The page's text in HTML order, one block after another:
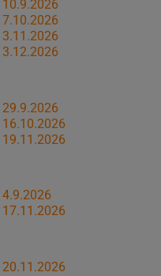
10.9.2026
7.10.2026
3.11.2026
3.12.2026
29.9.2026
16.10.2026
19.11.2026
4.9.2026
17.11.2026
20.11.2026